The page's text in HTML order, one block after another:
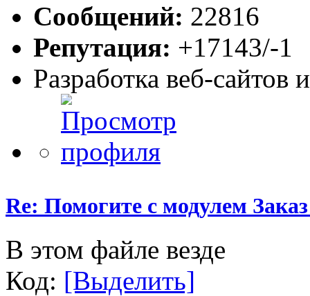
Сообщений: 22816
Репутация: +17143/-1
Разработка веб-
Re: Помогите с модулем
В этом файле везде
Код: [Выделить]